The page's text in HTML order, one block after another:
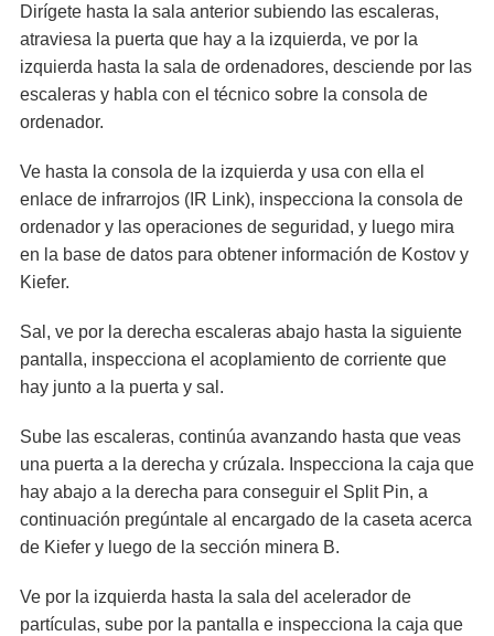
Dirígete hasta la sala anterior subiendo las escaleras,
atraviesa la puerta que hay a la izquierda, ve por la
izquierda hasta la sala de ordenadores, desciende por las
escaleras y habla con el técnico sobre la consola de
ordenador.
Ve hasta la consola de la izquierda y usa con ella el
enlace de infrarrojos (IR Link), inspecciona la consola de
ordenador y las operaciones de seguridad, y luego mira
en la base de datos para obtener información de Kostov y
Kiefer.
Sal, ve por la derecha escaleras abajo hasta la siguiente
pantalla, inspecciona el acoplamiento de corriente que
hay junto a la puerta y sal.
Sube las escaleras, continúa avanzando hasta que veas
una puerta a la derecha y crúzala. Inspecciona la caja que
hay abajo a la derecha para conseguir el Split Pin, a
continuación pregúntale al encargado de la caseta acerca
de Kiefer y luego de la sección minera B.
Ve por la izquierda hasta la sala del acelerador de
partículas, sube por la pantalla e inspecciona la caja que